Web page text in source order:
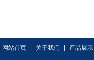
网站首页 关于我们 产品展示